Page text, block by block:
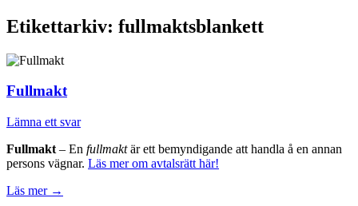
Etikettarkiv: fullmaktsblankett
Fullmakt
Lämna ett svar
Fullmakt – En fullmaktär ett bemyndigande att handla å en annan
persons vägnar. Läs mer om avtalsrätt här!
Läs mer →